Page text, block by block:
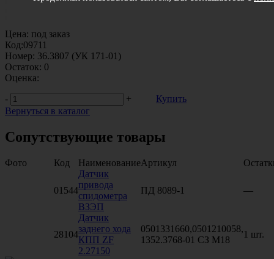
Цена: под заказ
Код:09711
Номер: 36.3807 (УК 171-01)
Остаток: 0
Оценка:
-
+
Купить
Вернуться в каталог
Сопутствующие товары
Фото Код НаименованиеАртикул
01544
Датчик
привода
спидометра
ВЗЭП
ПД 8089-1 —
28104
Датчик
заднего хода
КПП ZF
2.27150
0501331660,0501210058,
1352.3768-01 СЗ М18
1 шт.